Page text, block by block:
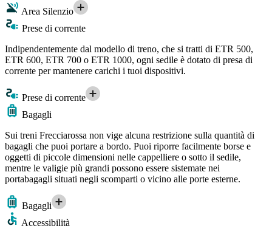
Area Silenzio
Prese di corrente
Indipendentemente dal modello di treno, che si tratti di ETR 500,
ETR 600, ETR 700 o ETR 1000, ogni sedile è dotato di presa di
corrente per mantenere carichi i tuoi dispositivi.
Prese di corrente
Bagagli
Sui treni Frecciarossa non vige alcuna restrizione sulla quantità di
bagagli che puoi portare a bordo. Puoi riporre facilmente borse e
oggetti di piccole dimensioni nelle cappelliere o sotto il sedile,
mentre le valigie più grandi possono essere sistemate nei
portabagagli situati negli scomparti o vicino alle porte esterne.
Bagagli
Accessibilità